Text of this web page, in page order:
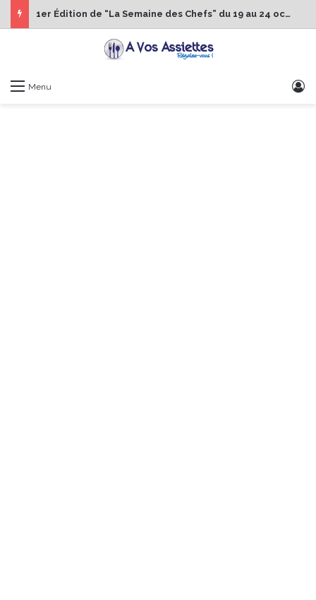
1er Édition de “La Semaine des Chefs” du 19 au 24 octobre 2026
Menu